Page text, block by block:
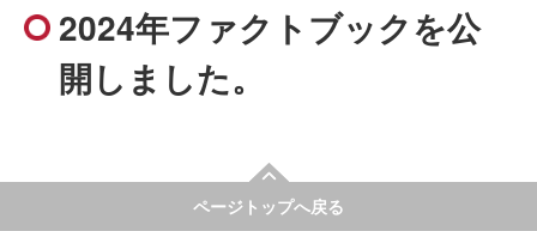
2024年ファクトブックを公
開しました。
ページトップへ戻る